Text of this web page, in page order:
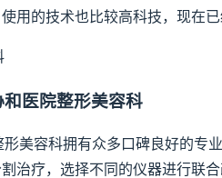
用的技术也比较高科技，现在
医院整形美容科
美容科拥有众多口碑良好的专
治疗，选择不同的仪器进行联